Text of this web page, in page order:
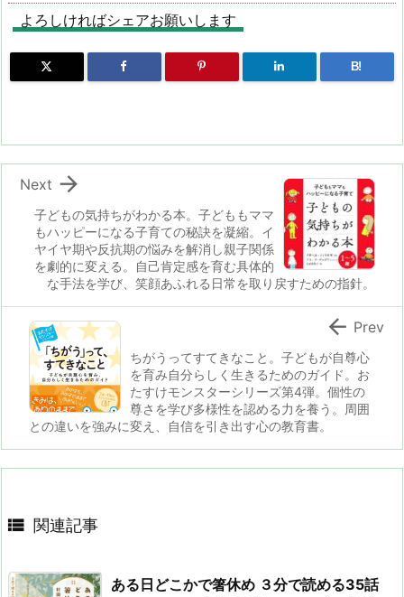
d
o
n
d
s
k
y
r
ar
d p.
io
よろしければシェアお願いします
B!
子どもの気持ちがわかる本。子どももママ
もハッピーになる子育ての秘訣を凝縮。イ
ヤイヤ期や反抗期の悩みを解消し親子関係
を劇的に変える。自己肯定感を育む具体的
な手法を学び、笑顔あふれる日常を取り戻すための指針。

Next
ちがうってすてきなこと。子どもが自尊心
を育み自分らしく生きるためのガイド。お
たすけモンスターシリーズ第4弾。個性の
尊さを学び多様性を認める力を養う。周囲
との違いを強みに変え、自信を引き出す心の教育書。
 Prev
 関連記事
ある日どこかで箸休め ３分で読める35話